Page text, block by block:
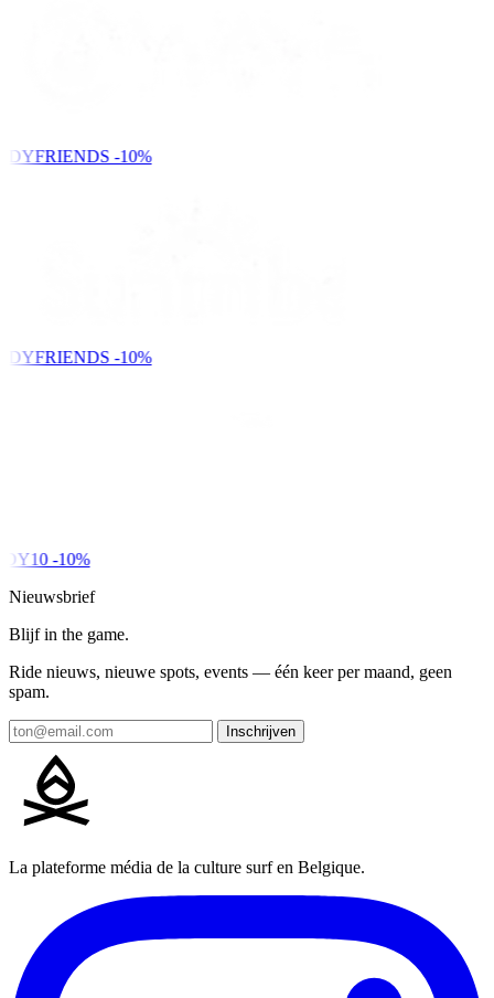
-10%
-10%
-10%
Nieuwsbrief
Blijf in the game.
Ride nieuws, nieuwe spots, events — één keer per maand, geen
spam.
Inschrijven
La plateforme média de la culture surf en Belgique.